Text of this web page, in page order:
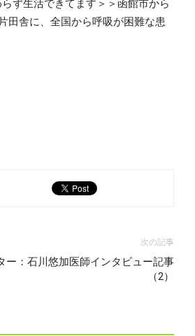
ず生活できてます＞＞函館市から
田舎に、全国から呼吸が困難な患
次の記事
ー：石川悠加医師インタビュー記事
（2）